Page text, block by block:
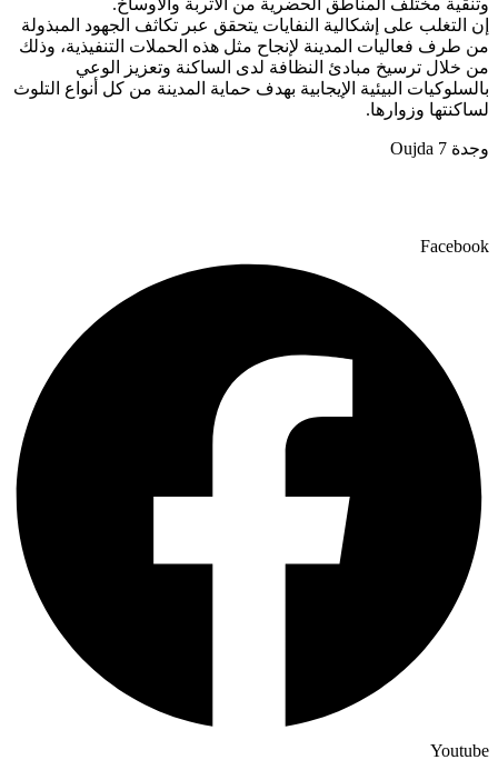
وتنقية مختلف المناطق الحضرية من الأتربة والأوساخ.
إن التغلب على إشكالية النفايات يتحقق عبر تكاثف الجهود المبذولة
من طرف فعاليات المدينة لإنجاح مثل هذه الحملات التنفيذية، وذلك
من خلال ترسيخ مبادئ النظافة لدى الساكنة وتعزيز الوعي
بالسلوكيات البيئية الإيجابية بهدف حماية المدينة من كل أنواع التلوث
لساكنتها وزوارها.
وجدة 7 Oujda
Facebook
Youtube